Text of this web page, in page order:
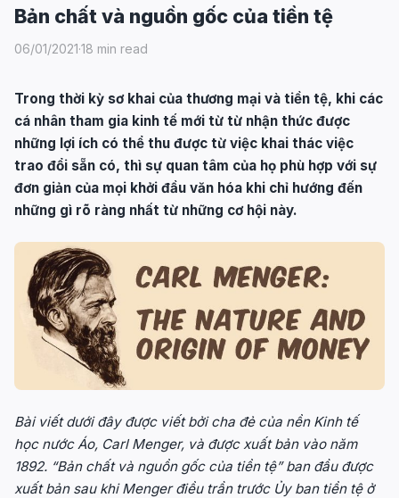
Bản chất và nguồn gốc của tiền tệ
06/01/2021·18 min read
Trong thời kỳ sơ khai của thương mại và tiền tệ, khi các
cá nhân tham gia kinh tế mới từ từ nhận thức được
những lợi ích có thể thu được từ việc khai thác việc
trao đổi sẵn có, thì sự quan tâm của họ phù hợp với sự
đơn giản của mọi khởi đầu văn hóa khi chỉ hướng đến
những gì rõ ràng nhất từ những cơ hội này.
Bài viết dưới đây được viết bởi cha đẻ của nền Kinh tế
học nước Áo, Carl Menger, và được xuất bản vào năm
1892. “Bản chất và nguồn gốc của tiền tệ” ban đầu được
xuất bản sau khi Menger điều trần trước Ủy ban tiền tệ ở